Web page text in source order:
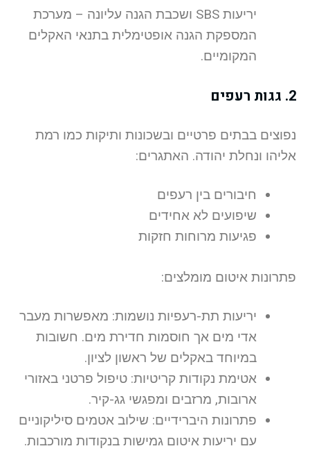
יריעות SBS ושכבת הגנה עליונה – מערכת
המספקת הגנה אופטימלית בתנאי האקלים
המקומיים.
2. גגות רעפים
נפוצים בבתים פרטיים ובשכונות ותיקות כמו רמת
אליהו ונחלת יהודה. האתגרים:
חיבורים בין רעפים
שיפועים לא אחידים
פגיעות מרוחות חזקות
פתרונות איטום מומלצים:
יריעות תת-רעפיות נושמות: מאפשרות מעבר
אדי מים אך חוסמות חדירת מים. חשובות
במיוחד באקלים של ראשון לציון.
אטימת נקודות קריטיות: טיפול פרטני באזורי
ארובות, מרזבים ומפגשי גג-קיר.
פתרונות היברידיים: שילוב אטמים סיליקוניים
עם יריעות איטום גמישות בנקודות מורכבות.